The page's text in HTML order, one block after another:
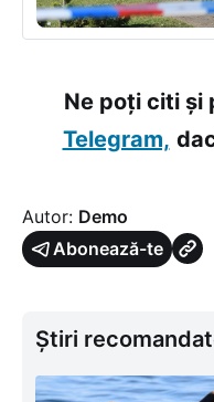
Ne poți citi și
Telegram,
Autor: Demo
Abonează-te
Știri